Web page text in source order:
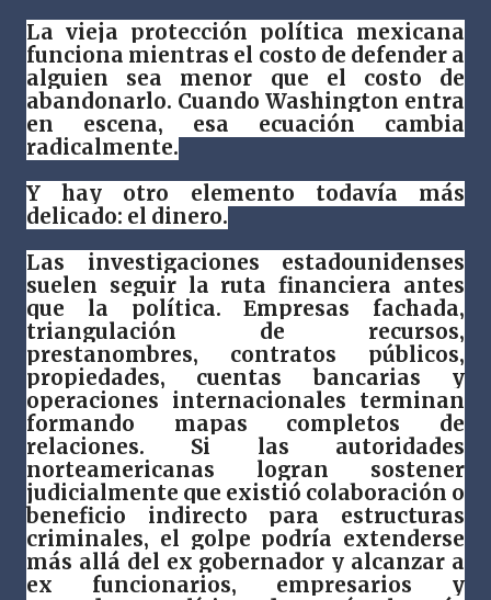
La vieja protección política mexicana
funciona mientras el costo de defender a
alguien sea menor que el costo de
abandonarlo. Cuando Washington entra
en escena, esa ecuación cambia
radicalmente.
Y hay otro elemento todavía más
delicado: el dinero.
Las investigaciones estadounidenses
suelen seguir la ruta financiera antes
que la política. Empresas fachada,
triangulación de recursos,
prestanombres, contratos públicos,
propiedades, cuentas bancarias y
operaciones internacionales terminan
formando mapas completos de
relaciones. Si las autoridades
norteamericanas logran sostener
judicialmente que existió colaboración o
beneficio indirecto para estructuras
criminales, el golpe podría extenderse
más allá del ex gobernador y alcanzar a
ex funcionarios, empresarios y